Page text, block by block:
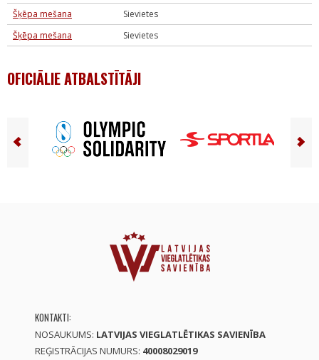
Šķēpa mešana
Sievietes
Šķēpa mešana
Sievietes
OFICIĀLIE ATBALSTĪTĀJI
KONTAKTI:
NOSAUKUMS: LATVIJAS VIEGLATLĒTIKAS SAVIENĪBA
REĢISTRĀCIJAS NUMURS: 40008029019